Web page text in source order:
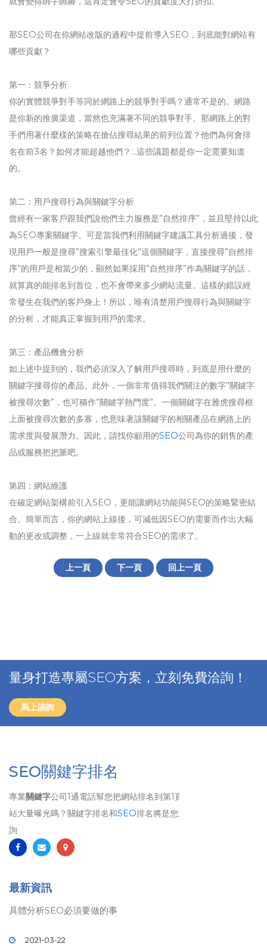
那SEO公司在你網站改版的過程中提前導入SEO，到底能對網站有
哪些貢獻？
第一：競爭分析
你的實體競爭對手等同於網路上的競爭對手嗎？通常不是的。網路
是你新的推廣渠道，當然也充滿著不同的競爭對手。那網路上的對
手們用著什麼樣的策略在搶佔搜尋結果的前列位置？他們為何會排
名在前3名？如何才能超越他們？…這些議題都是你一定需要知道
的。
第二：用戶搜尋行為與關鍵字分析
曾經有一家客戶跟我們說他們主力服務是”自然排序”，並且堅持以此
為SEO專案關鍵字。可是當我們利用關鍵字建議工具分析過後，發
現用戶一般是搜尋”搜索引擎最佳化”這個關鍵字，直接搜尋”自然排
序”的用戶是相當少的，顯然如果採用”自然排序”作為關鍵字的話，
就算真的能排名到首位，也不會帶來多少網站流量。這樣的錯誤經
常發生在我們的客戶身上！所以，唯有清楚用戶搜尋行為與關鍵字
的分析，才能真正掌握到用戶的需求。
第三：產品機會分析
如上述中提到的，我們必須深入了解用戶搜尋時，到底是用什麼的
關鍵字搜尋你的產品。此外，一個非常值得我們關注的數字”關鍵字
被搜尋次數”，也可稱作”關鍵字熱門度”。一個關鍵字在雅虎搜尋框
上面被搜尋次數的多寡，也意味著該關鍵字的相關產品在網路上的
需求度與發展潛力。因此，請找你顧用的SEO公司為你的銷售的產
品或服務把把脈吧。
第四：網站維護
在確定網站架構前引入SEO，更能讓網站功能與SEO的策略緊密結
合。簡單而言，你的網站上線後，可減低因SEO的需要而作出大幅
動的更改或調整，一上線就非常符合SEO的需求了。
上一頁 下一頁 回上一頁
量身打造專屬SEO方案，立刻免費洽詢！
馬上諮詢
SEO關鍵字排名
專業關鍵字公司1通電話幫您把網站排名到第1頁、 想要讓自己的網
站大量曝光嗎？關鍵字排名和SEO排名將是您最佳的選擇！歡迎洽
詢
最新資訊
具體分析SEO必須要做的事
2021-03-22